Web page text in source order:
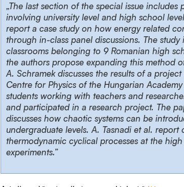
„The last section of the special issue
involving university level and high school
report a case study on how energy related
through in-class panel discussions. The study
classrooms belonging to 9 Romanian high
the authors propose expanding this method
A. Schramek discusses the results of a
Centre for Physics of the Hungarian
students working with teachers and
and participated in a research project. The
discusses how chaotic systems can be
undergraduate levels. A. Tasnadi et al.
thermodynamic cyclical processes at the
experiments.”